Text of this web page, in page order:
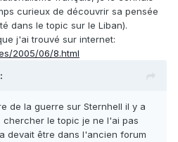
curieux de découvrir sa pensée
dans le topic sur le Liban).
j'ai trouvé sur internet:
2005/06/8.html
de la guerre sur Sternhell il y a
chercher le topic je ne l'ai pas
devait être dans l'ancien forum